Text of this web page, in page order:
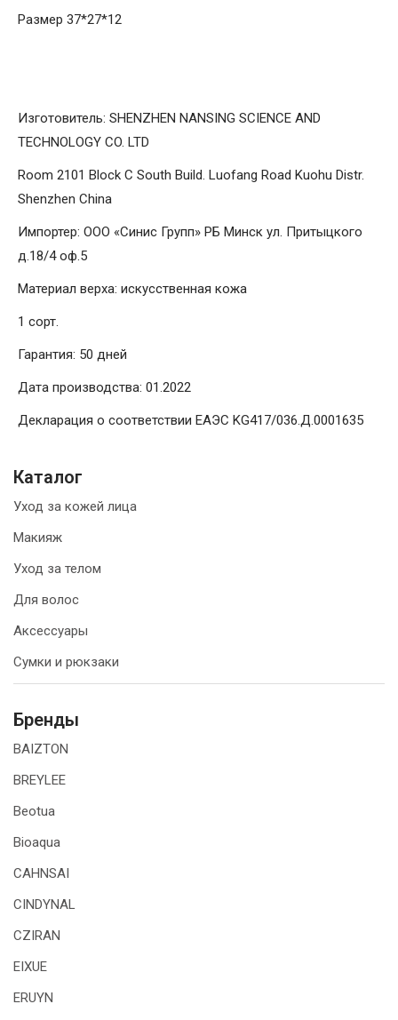
Размер 37*27*12
Изготовитель: SHENZHEN NANSING SCIENCE AND
TECHNOLOGY CO. LTD
Room 2101 Block C South Build. Luofang Road Kuohu Distr.
Shenzhen China
Импортер: ООО «Синис Групп» РБ Минск ул. Притыцкого
д.18/4 оф.5
Материал верха: искусственная кожа
1 сорт.
Гарантия: 50 дней
Дата производства: 01.2022
Декларация о соответствии ЕАЭС KG417/036.Д.0001635
Каталог
Уход за кожей лица
Макияж
Уход за телом
Для волос
Аксессуары
Сумки и рюкзаки
Бренды
BAIZTON
BREYLEE
Beotua
Bioaqua
CAHNSAI
CINDYNAL
CZIRAN
EIXUE
ERUYN